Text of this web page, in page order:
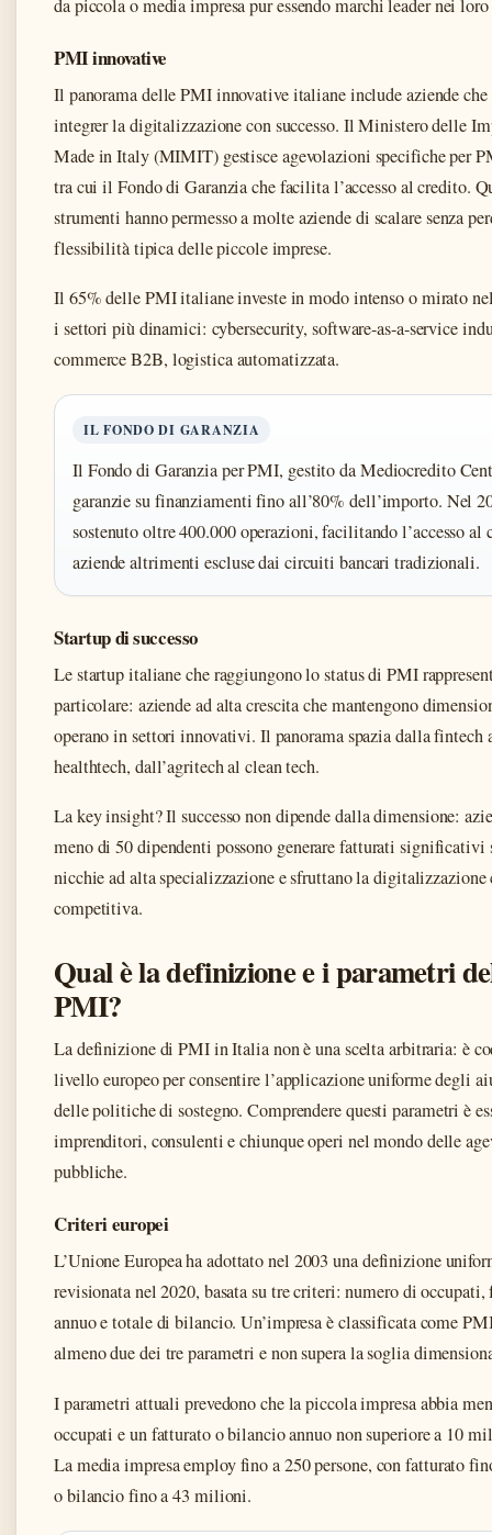
da piccola o media impresa pur essendo marchi leader nei
PMI innovative
Il panorama delle PMI innovative italiane include aziende che
integrer la digitalizzazione con successo. Il Ministero delle
Made in Italy (MIMIT) gestisce agevolazioni specifiche per
tra cui il Fondo di Garanzia che facilita l’accesso al credito.
strumenti hanno permesso a molte aziende di scalare senza
flessibilità tipica delle piccole imprese.
Il 65% delle PMI italiane investe in modo intenso o mirato
i settori più dinamici: cybersecurity, software-as-a-service
commerce B2B, logistica automatizzata.
IL FONDO DI GARANZIA
Il Fondo di Garanzia per PMI, gestito da Mediocredito
garanzie su finanziamenti fino all’80% dell’importo. Nel
sostenuto oltre 400.000 operazioni, facilitando l’accesso al
aziende altrimenti escluse dai circuiti bancari tradizionali.
Startup di successo
Le startup italiane che raggiungono lo status di PMI
particolare: aziende ad alta crescita che mantengono
operano in settori innovativi. Il panorama spazia dalla fintech
healthtech, dall’agritech al clean tech.
La key insight? Il successo non dipende dalla dimensione:
meno di 50 dipendenti possono generare fatturati significativi
nicchie ad alta specializzazione e sfruttano la digitalizzazione
competitiva.
Qual è la definizione e i parametri
PMI?
La definizione di PMI in Italia non è una scelta arbitraria: è
livello europeo per consentire l’applicazione uniforme degli
delle politiche di sostegno. Comprendere questi parametri è
imprenditori, consulenti e chiunque operi nel mondo delle
pubbliche.
Criteri europei
L’Unione Europea ha adottato nel 2003 una definizione
revisionata nel 2020, basata su tre criteri: numero di occupati,
annuo e totale di bilancio. Un’impresa è classificata come
almeno due dei tre parametri e non supera la soglia
I parametri attuali prevedono che la piccola impresa abbia
occupati e un fatturato o bilancio annuo non superiore a 10
La media impresa employ fino a 250 persone, con fatturato
o bilancio fino a 43 milioni.